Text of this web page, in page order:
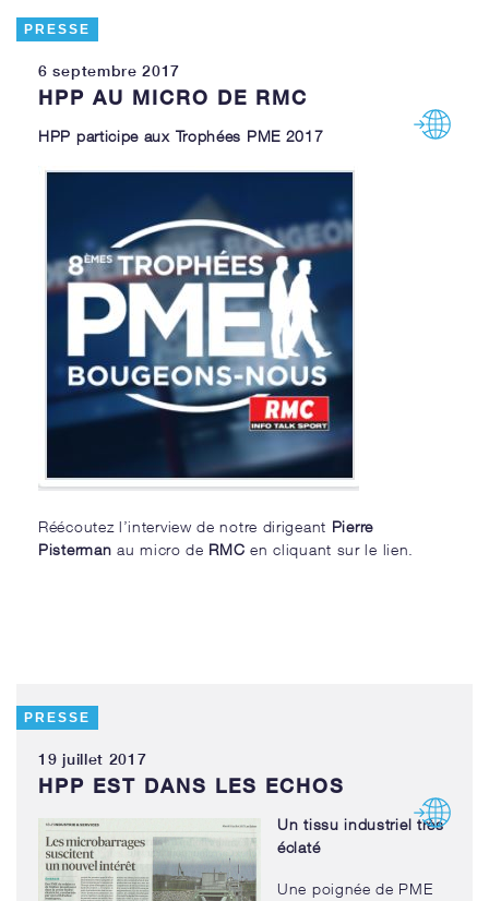
PRESSE
6 septembre 2017
HPP AU MICRO DE RMC
HPP participe aux Trophées PME 2017
Réécoutez l’interview de notre dirigeant Pierre
Pisterman au micro de RMC en cliquant sur le lien.
PRESSE
19 juillet 2017
HPP EST DANS LES ECHOS
Un tissu industriel très
éclaté
Une poignée de PME